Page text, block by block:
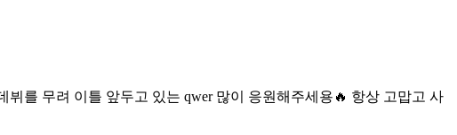
를 무려 이틀 앞두고 있는 qwer 많이 응원해주세용🔥 항상 고맙고 사